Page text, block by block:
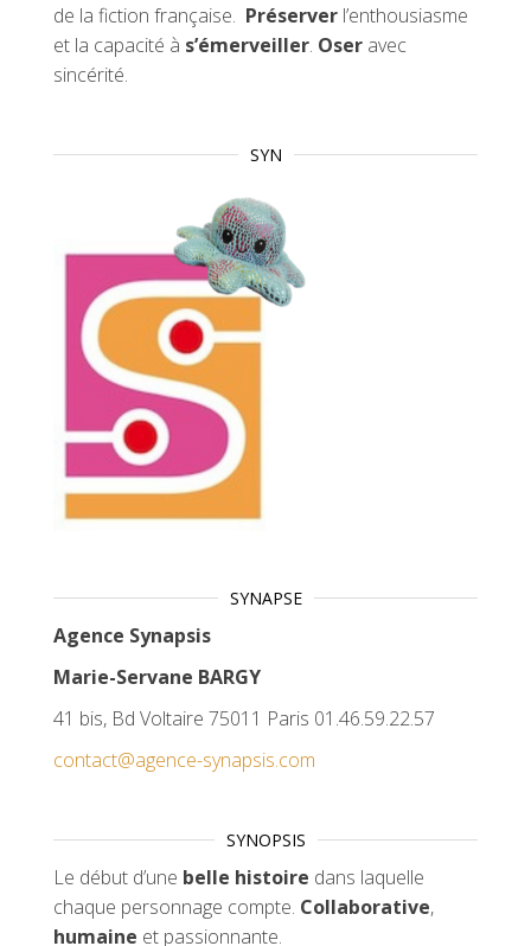
de la fiction française. Préserver l’enthousiasme
et la capacité à s’émerveiller. Oser avec
sincérité.
SYN
SYNAPSE
Agence Synapsis
Marie-Servane BARGY
41 bis, Bd Voltaire 75011 Paris 01.46.59.22.57
contact@agence-synapsis.com
SYNOPSIS
Le début d’une belle histoire dans laquelle
chaque personnage compte. Collaborative,
humaine et passionnante.